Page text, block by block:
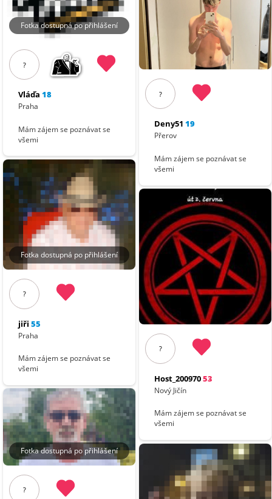
Fotka dostupná po přihlášení
?
Vláďa 18
Praha
Mám zájem se poznávat se
všemi
Fotka dostupná po přihlášení
?
jiři 55
Praha
Mám zájem se poznávat se
všemi
Fotka dostupná po přihlášení
?
?
Deny51 19
Přerov
Mám zájem se poznávat se
všemi
?
Host_20097053
Nový Jičín
Mám zájem se poznávat se
všemi